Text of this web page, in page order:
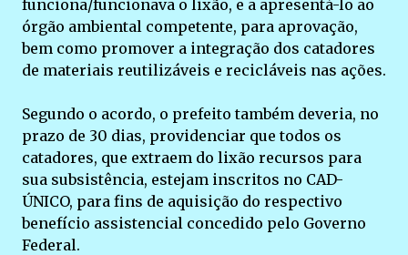
funciona/funcionava o lixão, e a apresentá-lo ao
órgão ambiental competente, para aprovação,
bem como promover a integração dos catadores
de materiais reutilizáveis e recicláveis nas ações.
Segundo o acordo, o prefeito também deveria, no
prazo de 30 dias, providenciar que todos os
catadores, que extraem do lixão recursos para
sua subsistência, estejam inscritos no CAD-
ÚNICO, para fins de aquisição do respectivo
benefício assistencial concedido pelo Governo
Federal.